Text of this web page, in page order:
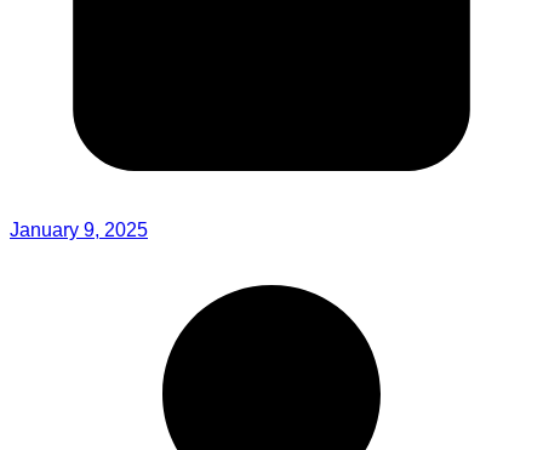
January 9, 2025